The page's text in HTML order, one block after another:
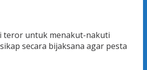
teror untuk menakut-nakuti
secara bijaksana agar pesta